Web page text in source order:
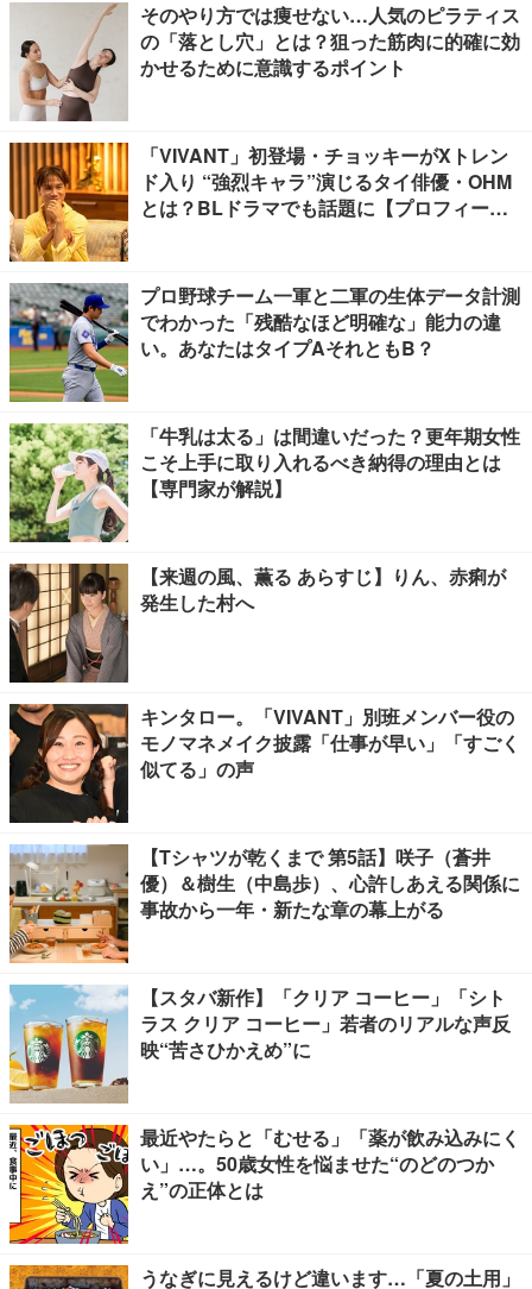
そのやり方では痩せない…人気のピラティス
の「落とし穴」とは？狙った筋肉に的確に効
かせるために意識するポイント
「VIVANT」初登場・チョッキーがXトレン
ド入り “強烈キャラ”演じるタイ俳優・OHM
とは？BLドラマでも話題に【プロフィー
プロ野球チーム一軍と二軍の生体データ計測
でわかった「残酷なほど明確な」能力の違
い。あなたはタイプAそれともB？
「牛乳は太る」は間違いだった？更年期女性
こそ上手に取り入れるべき納得の理由とは
【専門家が解説】
【来週の風、薫る あらすじ】りん、赤痢が
発生した村へ
キンタロー。「VIVANT」別班メンバー役の
モノマネメイク披露「仕事が早い」「すごく
似てる」の声
【Tシャツが乾くまで 第5話】咲子（蒼井
優）＆樹生（中島歩）、心許しあえる関係に
事故から一年・新たな章の幕上がる
【スタバ新作】「クリア コーヒー」「シト
ラス クリア コーヒー」若者のリアルな声反
映“苦さひかえめ”に
最近やたらと「むせる」「薬が飲み込みにく
い」…。50歳女性を悩ませた“のどのつか
え”の正体とは
うなぎに見えるけど違います…「夏の土用」